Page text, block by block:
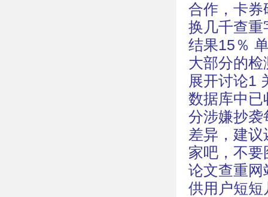
合作，卡
换几千查
结果15％
大部分的
展开讨论1
数据库中已
分涉嫌抄袭
差异，建
家吧，不
论文查重网
供用户短短